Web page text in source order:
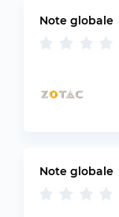
Note globale
Note globale